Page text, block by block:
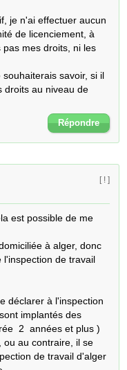
je n'ai effectuer aucun
de licenciement, à
mes droits, ni les
savoir, si il
droits au niveau de
Répondre
[ ! ]
est possible de me
à alger, donc
l'inspection de travail
déclarer à l'inspection
implantés des
2  années et plus )
ou au contraire, il se
de travail d'alger